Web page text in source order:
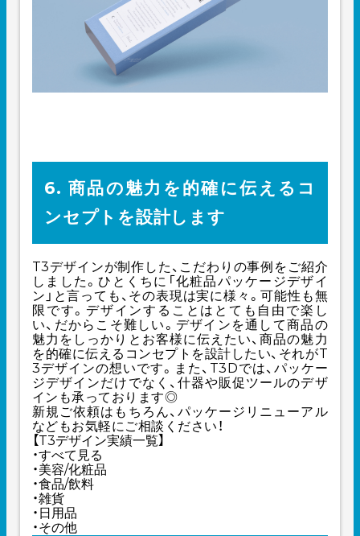
6. 商品の魅力を的確に伝えるコ
ンセプトを設計します
T3デザインが制作した、こだわりの事例をご紹介
しました。ひとくちに「化粧品パッケージデザイ
ン」と言っても、その表現は実に様々。可能性も無
限です。デザインすることはとても自由で楽し
い、だからこそ難しい。デザインを通して商品の
魅力をしっかりとお客様に伝えたい、商品の魅力
を的確に伝えるコンセプトを設計したい、それがT
3デザインの想いです。また、T3Dでは、パッケー
ジデザインだけでなく、什器や販促ツールのデザ
インも承っております◎
新規ご依頼はもちろん、パッケージリニューアル
などもお気軽にご相談ください！
【T3デザイン実績一覧】
・すべて見る
・美容/化粧品
・食品/飲料
・雑貨
・ 日用品
・その他